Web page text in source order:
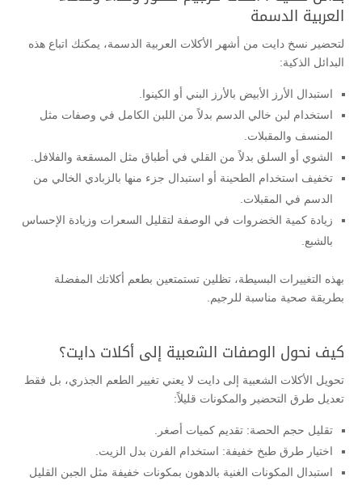
العربية الدسمة
لتحضير نسخ دايت من أشهر الأكلات العربية الدسمة، يمكنك اتباع هذه
البدائل الذكية:
استبدال الأرز الأبيض بالأرز البني أو الكينوا.
استخدام لبن خالي الدسم بدلاً من اللبن الكامل في وصفات مثل
المنسف والمقبلات.
الشوي أو السلق بدلاً من القلي في أطباق مثل المسقعة والفلافل.
تخفيف استخدام الطحينة أو استبدال جزء منها بالزبادي الخالي من
الدسم في المقبلات.
زيادة كمية الخضروات في الوصفة لتقليل السعرات وزيادة الإحساس
بالشبع.
بهذه التغييرات البسيطة، تظلين تستمتعين بطعم أكلاتك المفضلة
بطريقة صحية مناسبة للرجيم.
كيف نحول الوصفات الشعبية إلى أكلات دايت؟
تحويل الأكلات الشعبية إلى دايت لا يعني تغيير الطعم الجذري، بل فقط
تعديل طرق التحضير والمكونات قليلاً:
تقليل حجم الحصة: تقديم كميات أصغر.
اختيار طرق طبخ خفيفة: استخدام الفرن بدل الزيت.
استبدال المكونات الغنية بالدهون بمكونات خفيفة مثل الجبن القليل